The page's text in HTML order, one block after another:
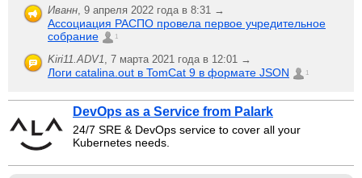
Иванн, 9 апреля 2022 года в 8:31 →
Ассоциация РАСПО провела первое учредительное
собрание
1
Kiri11.ADV1, 7 марта 2021 года в 12:01 →
Логи catalina.out в TomCat 9 в формате JSON 1
DevOps as a Service from Palark
24/7 SRE & DevOps service to cover all your
Kubernetes needs.